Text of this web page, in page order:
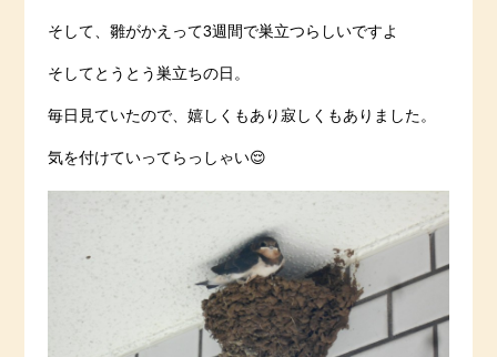
そして、雛がかえって3週間で巣立つらしいですよ
そしてとうとう巣立ちの日。
毎日見ていたので、嬉しくもあり寂しくもありました。
気を付けていってらっしゃい😌